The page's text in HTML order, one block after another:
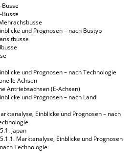
und Prognosen – nach Bustyp
und Prognosen – nach Technologie
Achsen
Antriebsachsen (E-Achsen)
und Prognosen – nach Land
Einblicke und Prognosen – nach
Japan
Marktanalyse, Einblicke und Prognosen
Technologie